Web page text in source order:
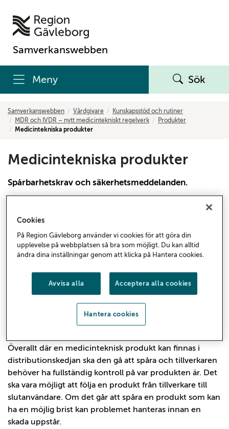
Samverkanswebben
Meny Sök
Samverkanswebben Vårdgivare
Kunskapsstöd och rutiner
MDR och IVDR – nytt medicintekniskt regelverk
Produkter
Medicintekniska produkter
Medicintekniska produkter
Spårbarhetskrav och säkerhetsmeddelanden.
Har du frågor som rör regelverket?
Anders Blix, regulatorisk ansvarig
PRRC@regiongavleborg.se
Spårbarhetskravet är ett av de krav som genom de nya
förordningarna påverkar Region Gävleborg i stor
Överallt där en medicinteknisk produkt kan finnas i
distributionskedjan ska den gå att spåra och tillverkaren
behöver ha fullständig kontroll på var produkten är. Det
ska vara möjligt att följa en produkt från tillverkare till
slutanvändare. Om det går att spåra en produkt som kan
ha en möjlig brist kan problemet hanteras innan en
skada uppstår.
Cookies
På Region Gävleborg använder vi cookies för att göra din
upplevelse på webbplatsen så bra som möjligt. Du kan alltid
ändra dina inställningar genom att klicka på Hantera cookies.
Avvisa alla Acceptera alla cookies
Hantera cookies